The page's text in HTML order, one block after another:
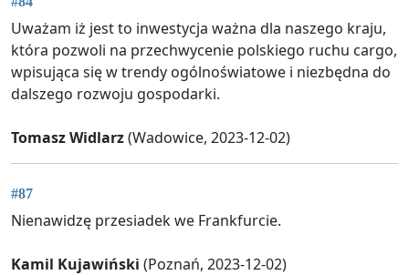
Uważam iż jest to inwestycja ważna dla naszego kraju,
która pozwoli na przechwycenie polskiego ruchu cargo,
wpisująca się w trendy ogólnoświatowe i niezbędna do
dalszego rozwoju gospodarki.
Tomasz Widlarz(Wadowice, 2023-12-02)
#87
Nienawidzę przesiadek we Frankfurcie.
Kamil Kujawiński (Poznań, 2023-12-02)